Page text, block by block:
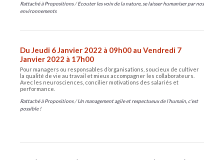
Rattaché à Propositions /Ecouter les voix de la nature, se laisser humaniser par nos
environnements
Du Jeudi 6 Janvier 2022 à 09h00 au Vendredi 7
Janvier 2022 à 17h00
Pour managers ou responsables d’organisations, soucieux de cultiver
la qualité de vie au travail et mieux accompagner les collaborateurs.
Avec les neurosciences, concilier motivations des salariés et
performance.
Rattaché à Propositions /Un management agile et respectueux de l’humain, c’est
possible !